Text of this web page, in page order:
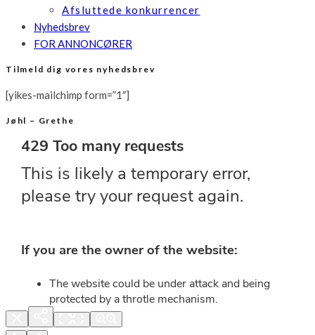
Afsluttede konkurrencer
Nyhedsbrev
FOR ANNONCØRER
Tilmeld dig vores nyhedsbrev
[yikes-mailchimp form=”1″]
Jøhl – Grethe